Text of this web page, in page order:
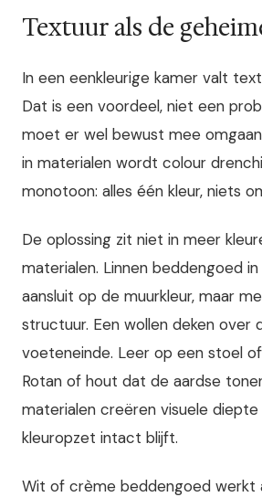
Textuur als de
In een eenkleurige kamer valt
Dat is een voordeel, niet een
moet er wel bewust mee
in materialen wordt colour
monotoon: alles één kleur, niets
De oplossing zit niet in meer
materialen. Linnen beddengoed
aansluit op de muurkleur, maar
structuur. Een wollen deken over
voeteneinde. Leer op een stoel
Rotan of hout dat de aardse
materialen creëren visuele
kleuropzet intact blijft.
Wit of crème beddengoed werkt